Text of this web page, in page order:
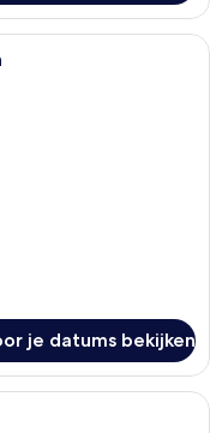
keuken met houten
je datums bekijken
keuken met een